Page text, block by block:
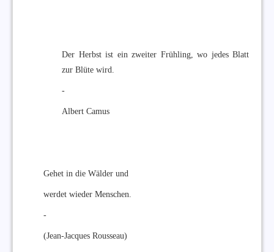
Der Herbst ist ein zweiter Frühling, wo jedes Blatt
zur Blüte wird.
-
Albert Camus
Gehet in die Wälder und
werdet wieder Menschen.
-
(Jean-Jacques Rousseau)